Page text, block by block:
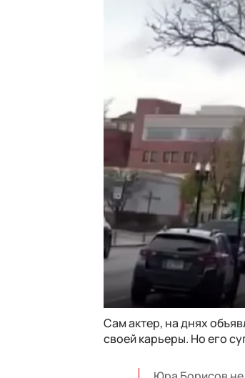
Сам актер, на днях
своей карьеры. Но его